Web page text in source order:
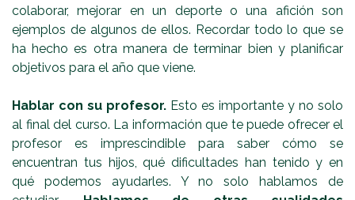
colaborar, mejorar en un deporte o una afición son
ejemplos de algunos de ellos. Recordar todo lo que se
ha hecho es otra manera de terminar bien y planificar
objetivos para el año que viene.
Hablar con su profesor. Esto es importante y no solo
al final del curso. La información que te puede ofrecer el
profesor es imprescindible para saber cómo se
encuentran tus hijos, qué dificultades han tenido y en
qué podemos ayudarles. Y no solo hablamos de